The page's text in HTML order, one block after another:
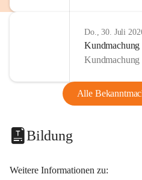
Do., 30. Juli
Kundmachung
Kundmachung
Alle
Bildung
Weitere Informationen zu: